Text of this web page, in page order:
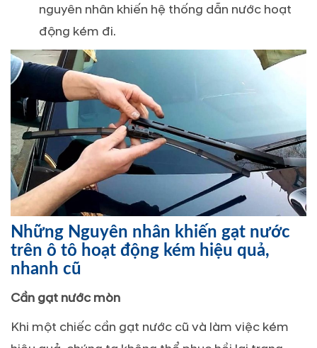
nguyên nhân khiến hệ thống dẫn nước hoạt
động kém đi.
Những Nguyên nhân khiến gạt nước
trên ô tô hoạt động kém hiệu quả,
nhanh cũ
Cần gạt nước mòn
Khi một chiếc cần gạt nước cũ và làm việc kém